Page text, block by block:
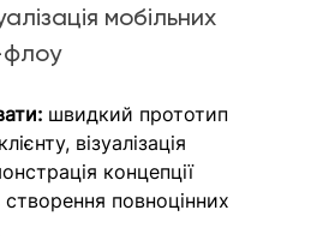
мобільних
флоу
швидкий прототип
візуалізація
концепції
повноцінних